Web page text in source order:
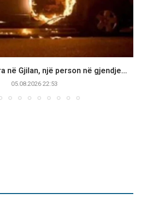
në Gjilan, një person në gjendje...
05.08.2026 22:53